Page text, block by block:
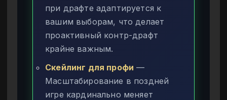
при драфте адаптируется к
вашим выборам, что делает
проактивный контр-драфт
крайне важным.
Скейлинг для профи —
Масштабирование в поздней
игре кардинально меняет